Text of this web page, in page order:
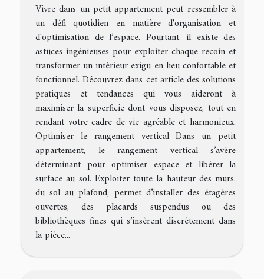
Vivre dans un petit appartement peut ressembler à
un défi quotidien en matière d'organisation et
d'optimisation de l’espace. Pourtant, il existe des
astuces ingénieuses pour exploiter chaque recoin et
transformer un intérieur exigu en lieu confortable et
fonctionnel. Découvrez dans cet article des solutions
pratiques et tendances qui vous aideront à
maximiser la superficie dont vous disposez, tout en
rendant votre cadre de vie agréable et harmonieux.
Optimiser le rangement vertical Dans un petit
appartement, le rangement vertical s’avère
déterminant pour optimiser espace et libérer la
surface au sol. Exploiter toute la hauteur des murs,
du sol au plafond, permet d’installer des étagères
ouvertes, des placards suspendus ou des
bibliothèques fines qui s’insèrent discrètement dans
la pièce...